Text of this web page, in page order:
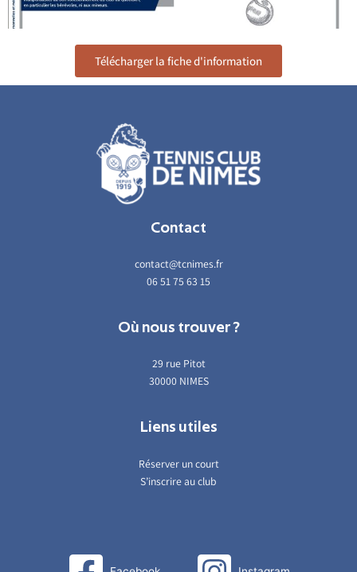
Télécharger la fiche d'information
Contact
contact@tcnimes.fr
06 51 75 63 15
Où nous trouver ?
29 rue Pitot
30000 NIMES
Liens utiles
Réserver un court
S’inscrire au club